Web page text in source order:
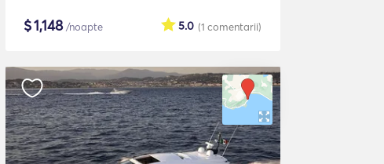
$1,148/noapte (1 comentarii)
5.0